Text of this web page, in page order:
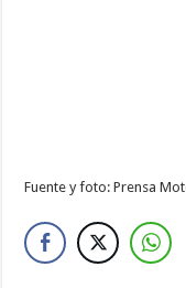
Fuente y foto: Prensa